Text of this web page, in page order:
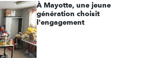
À Mayotte, une jeune
génération choisit
l'engagement